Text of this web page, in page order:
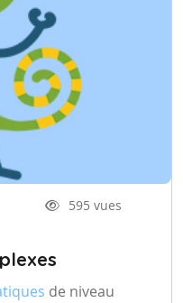
595 vues
de niveau